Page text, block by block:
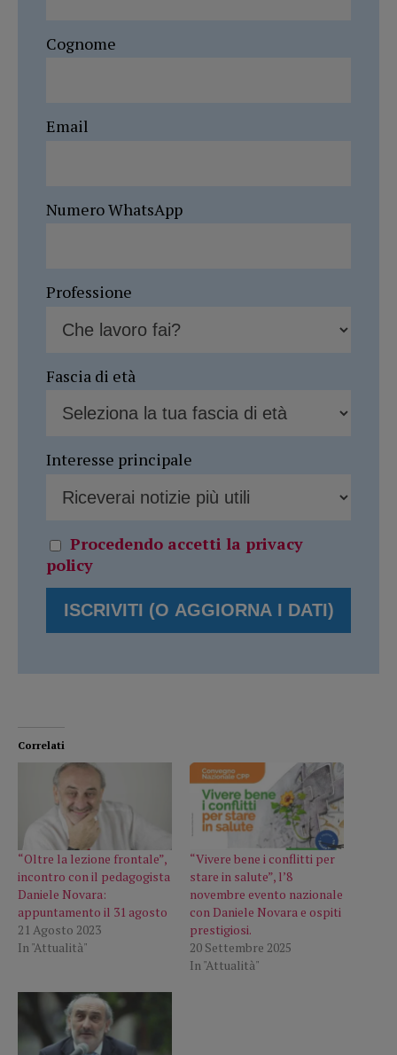
Cognome
Email
Numero WhatsApp
Professione
Fascia di età
Interesse principale
Procedendo accetti la privacy
policy
Correlati
“Oltre la lezione frontale”,
incontro con il pedagogista
Daniele Novara:
appuntamento il 31 agosto
21 Agosto 2023
In "Attualità"
“Vivere bene i conflitti per
stare in salute”, l’8
novembre evento nazionale
con Daniele Novara e ospiti
prestigiosi.
20 Settembre 2025
In "Attualità"